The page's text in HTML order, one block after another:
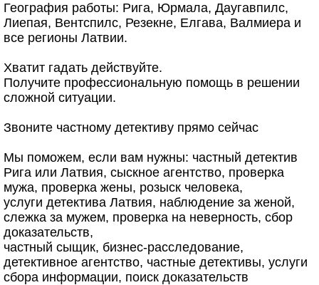
География работы: Рига, Юрмала, Даугавпилс,
Лиепая, Вентспилс, Резекне, Елгава, Валмиера и
все регионы Латвии.
Хватит гадать действуйте.
Получите профессиональную помощь в решении
сложной ситуации.
Звоните частному детективу прямо сейчас
Мы поможем, если вам нужны: частный детектив
Рига или Латвия, сыскное агентство, проверка
мужа, проверка жены, розыск человека,
услуги детектива Латвия, наблюдение за женой,
слежка за мужем, проверка на неверность, сбор
доказательств,
частный сыщик, бизнес-расследование,
детективное агентство, частные детективы, услуги
сбора информации, поиск доказательств